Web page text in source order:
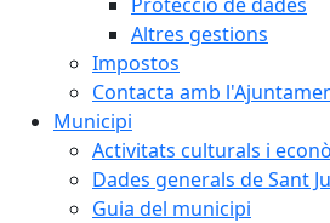
Altres gestions
Impostos
Contacta amb
Municipi
Activitats culturals i
Dades generals de Sant
Guia del municipi